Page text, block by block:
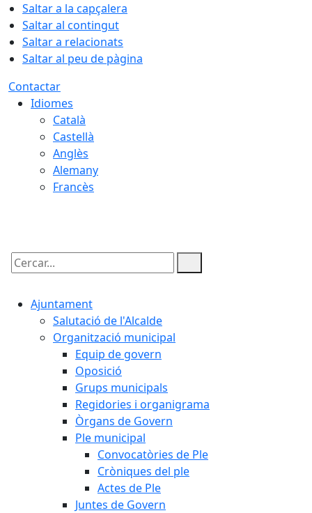
Saltar a la capçalera
Saltar al contingut
Saltar a relacionats
Saltar al peu de pàgina
Contactar
Idiomes
Català
Castellà
Anglès
Alemany
Francès
Cercar:
Ajuntament
Salutació de l'Alcalde
Organització municipal
Equip de govern
Oposició
Grups municipals
Regidories i organigrama
Òrgans de Govern
Ple municipal
Convocatòries de Ple
Cròniques del ple
Actes de Ple
Juntes de Govern